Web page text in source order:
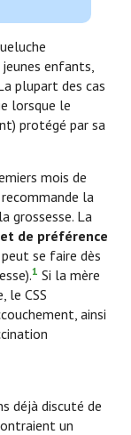
enfants,
plupart des cas
lorsque le
protégé par sa
mois de
recommande la
grossesse. La
et de préférence
se faire dès
1 Si la mère
le CSS
ainsi
déjà discuté de
un